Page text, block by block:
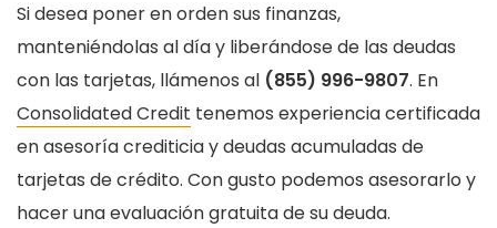
Si desea poner en orden sus finanzas,
manteniéndolas al día y liberándose de las deudas
con las tarjetas, llámenos al (855) 996-9807. En
Consolidated Credit tenemos experiencia certificada
en asesoría crediticia y deudas acumuladas de
tarjetas de crédito. Con gusto podemos asesorarlo y
hacer una evaluación gratuita de su deuda.